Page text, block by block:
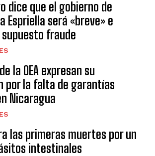
dice que el gobierno de
Espriella será «breve» e
fraude
la OEA expresan su
por la falta de garantías
Nicaragua
las primeras muertes por un
intestinales